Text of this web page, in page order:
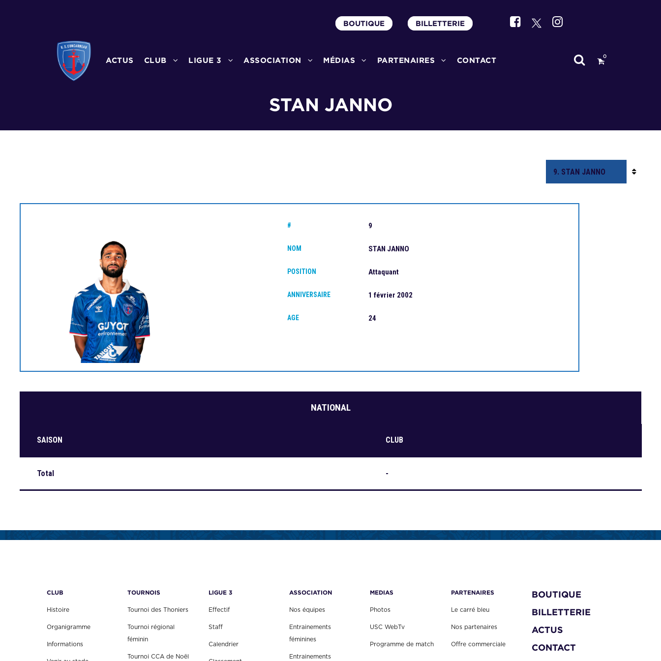
BOUTIQUE BILLETTERIE
ACTUS CLUB LIGUE 3 ASSOCIATION MÉDIAS PARTENAIRES CONTACT 0
STAN JANNO
# 9
NOM STAN JANNO
POSITION Attaquant
ANNIVERSAIRE 1 février 2002
AGE 24
NATIONAL
SAISON CLUB
Total -
CLUB
Histoire
Organigramme
Informations
TOURNOIS
Tournoi des Thoniers
Tournoi régional
féminin
Tournoi CCA de Noël
LIGUE 3
Effectif
Staff
Calendrier
ASSOCIATION
Nos équipes
Entrainements
féminines
Entrainements
MEDIAS
Photos
USC WebTv
Programme de match
PARTENAIRES
Le carré bleu
Nos partenaires
Offre commerciale
BOUTIQUE
BILLETTERIE
ACTUS
CONTACT